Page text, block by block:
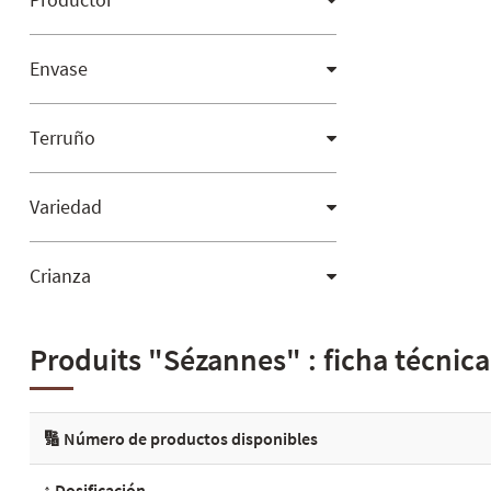
Envase
Terruño
Variedad
Crianza
Produits "Sézannes" : ficha técnica
🔢 Número de productos disponibles